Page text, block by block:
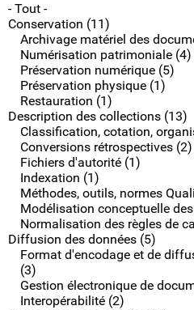
- Tout -
Conservation (11)
Archivage matériel des
Numérisation patrimoniale (4)
Préservation numérique (5)
Préservation physique (1)
Restauration (1)
Description des collections (13)
Classification, cotation,
Conversions rétrospectives (2)
Fichiers d'autorité (1)
Indexation (1)
Méthodes, outils, normes
Modélisation conceptuelle
Normalisation des règles de
Diffusion des données (5)
Format d'encodage et de
(3)
Gestion électronique de
Interopérabilité (2)